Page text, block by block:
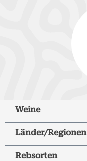
Weine
Länder/Regionen
Rebsorten